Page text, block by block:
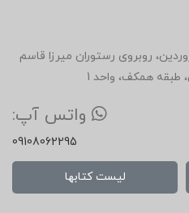
انقلاب، ابتدای خیابان 12 فروردین، روبروی رستوران میرزا قاسم
همکف، واحد 1
واتس آپ:
09108062295
لیست کتابها